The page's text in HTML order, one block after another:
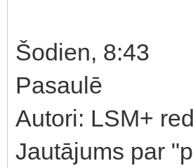
Šodien, 8:43
Pasaulē
Autori: LSM+
Jautājums par